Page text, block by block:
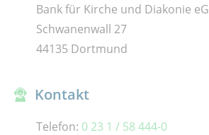
Bank für Kirche und Diakonie eG
Schwanenwall 27
44135 Dortmund
Kontakt
Telefon: 0 23 1 / 58 444-0